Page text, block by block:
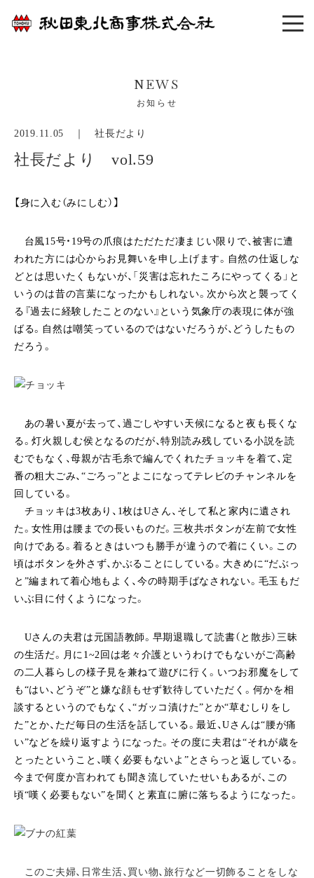
NEWS
お知らせ
2019.11.05 ｜社長だより
社長だより vol.59
【身に入む（みにしむ）】
台風15号・19号の爪痕はただただ凄まじい限りで、被害に遭
われた方には心からお見舞いを申し上げます。自然の仕返しな
どとは思いたくもないが、「災害は忘れたころにやってくる」と
いうのは昔の言葉になったかもしれない。次から次と襲ってく
る『過去に経験したことのない』という気象庁の表現に体が強
ばる。自然は嘲笑っているのではないだろうが、どうしたもの
だろう。
あの暑い夏が去って、過ごしやすい天候になると夜も長くな
る。灯火親しむ侯となるのだが、特別読み残している小説を読
むでもなく、母親が古毛糸で編んでくれたチョッキを着て、定
番の粗大ごみ、“ごろっ”とよこになってテレビのチャンネルを
回している。
チョッキは3枚あり、1枚はUさん、そして私と家内に遺され
た。女性用は腰までの長いものだ。三枚共ボタンが左前で女性
向けである。着るときはいつも勝手が違うので着にくい。この
頃はボタンを外さず、かぶることにしている。大きめに“だぶっ
と”編まれて着心地もよく、今の時期手ばなされない。毛玉もだ
いぶ目に付くようになった。
Uさんの夫君は元国語教師。早期退職して読書（と散歩）三昧
の生活だ。月に1~2回は老々介護というわけでもないがご高齢
の二人暮らしの様子見を兼ねて遊びに行く。いつお邪魔をして
も“はい、どうぞ”と嫌な顔もせず歓待していただく。何かを相
談するというのでもなく、“ガッコ漬けた”とか“草むしりをし
た”とか、ただ毎日の生活を話している。最近、Uさんは“腰が痛
い”などを繰り返すようになった。その度に夫君は“それが歳を
とったということ、嘆く必要もないよ”とさらっと返している。
今まで何度か言われても聞き流していたせいもあるが、この
頃“嘆く必要もない”を聞くと素直に腑に落ちるようになった。
このご夫婦、日常生活、買い物、旅行など一切飾ることをしな